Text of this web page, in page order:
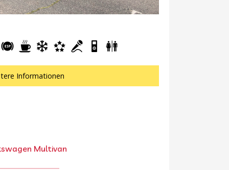
Informationen
Multivan